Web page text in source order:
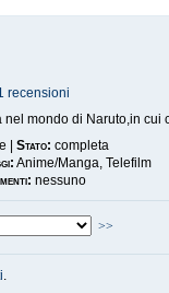
recensioni
mondo di Naruto,in cui
|Stato: completa
Anime/Manga, Telefilm
nessuno
>>
.